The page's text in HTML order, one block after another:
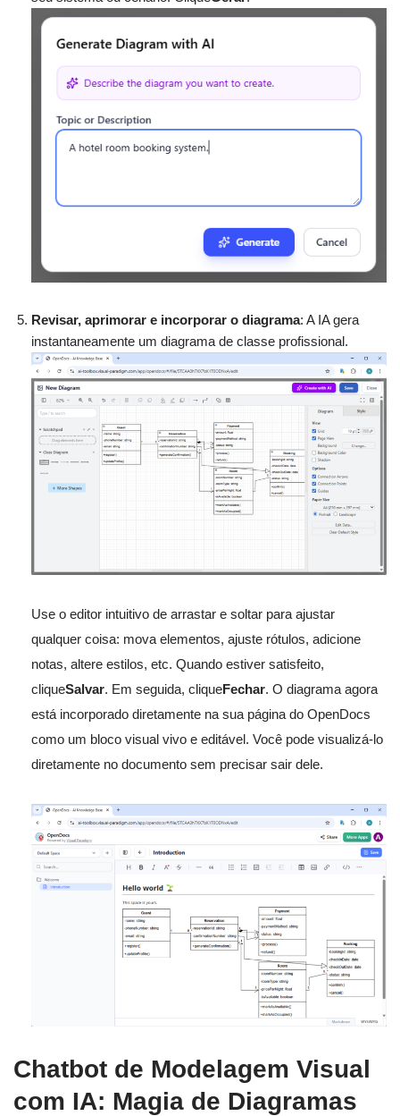
Revisar, aprimorar e incorporar o diagrama: A IA gera
instantaneamente um diagrama de classe profissional.
Use o editor intuitivo de arrastar e soltar para ajustar
qualquer coisa: mova elementos, ajuste rótulos, adicione
notas, altere estilos, etc. Quando estiver satisfeito,
cliqueSalvar. Em seguida, cliqueFechar. O diagrama agora
está incorporado diretamente na sua página do OpenDocs
como um bloco visual vivo e editável. Você pode visualizá-lo
diretamente no documento sem precisar sair dele.
Chatbot de Modelagem Visual
com IA: Magia de Diagramas